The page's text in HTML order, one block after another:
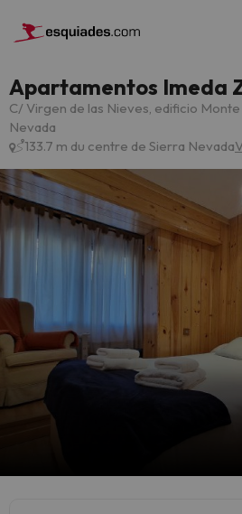
Apartamentos Imeda
C/ Virgen de las Nieves, edificio
Nevada
133.7 m du centre de Sierra Nevada